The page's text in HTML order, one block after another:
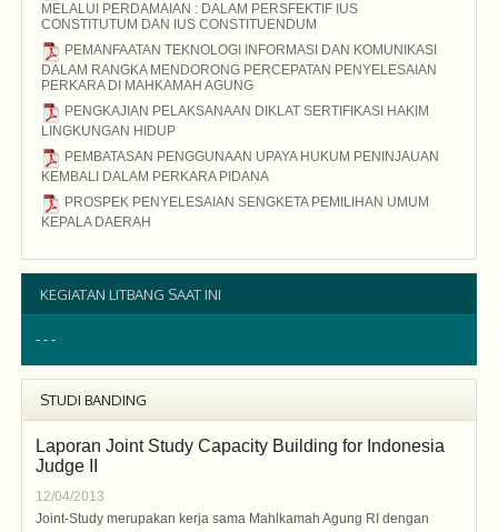
MELALUI PERDAMAIAN : DALAM PERSFEKTIF IUS
CONSTITUTUM DAN IUS CONSTITUENDUM
PEMANFAATAN TEKNOLOGI INFORMASI DAN KOMUNIKASI
DALAM RANGKA MENDORONG PERCEPATAN PENYELESAIAN
PERKARA DI MAHKAMAH AGUNG
PENGKAJIAN PELAKSANAAN DIKLAT SERTIFIKASI HAKIM
LINGKUNGAN HIDUP
PEMBATASAN PENGGUNAAN UPAYA HUKUM PENINJAUAN
KEMBALI DALAM PERKARA PIDANA
PROSPEK PENYELESAIAN SENGKETA PEMILIHAN UMUM
KEPALA DAERAH
KEGIATAN LITBANG SAAT INI
- - -
STUDI BANDING
Laporan Joint Study Capacity Building for Indonesia
Judge II
12/04/2013
Joint-Study merupakan kerja sama Mahlkamah Agung RI dengan